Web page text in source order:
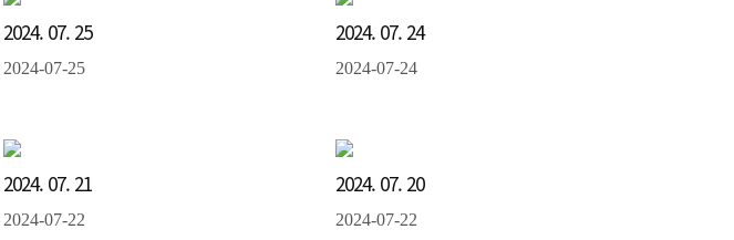
2024. 07. 25
2024-07-25
2024. 07. 24
2024-07-24
2024. 07. 21
2024-07-22
2024. 07. 20
2024-07-22